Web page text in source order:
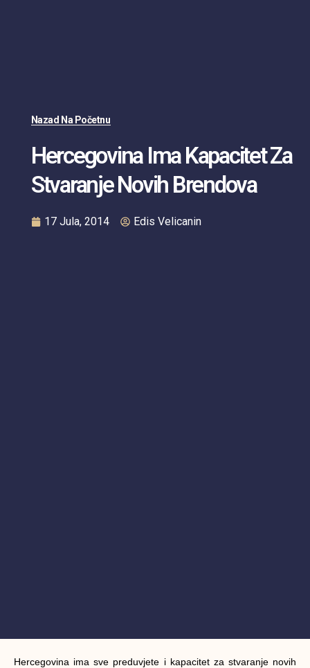
Nazad Na Početnu
Hercegovina Ima Kapacitet Za
Stvaranje Novih Brendova
17 Jula, 2014 Edis Velicanin
Hercegovina ima sve preduvjete i kapacitet za stvaranje novih